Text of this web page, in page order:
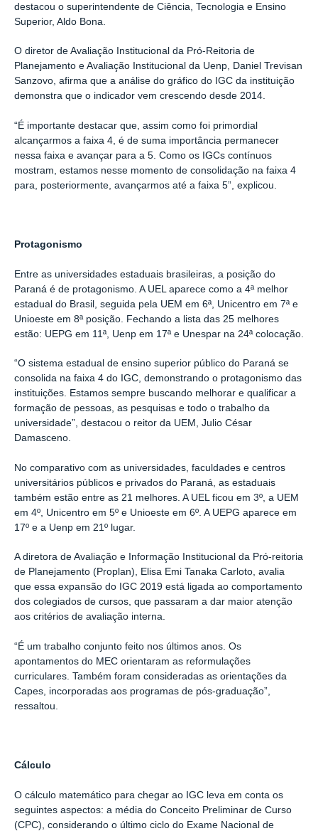
destacou o superintendente de Ciência, Tecnologia e Ensino
Superior, Aldo Bona.
O diretor de Avaliação Institucional da Pró-Reitoria de
Planejamento e Avaliação Institucional da Uenp, Daniel Trevisan
Sanzovo, afirma que a análise do gráfico do IGC da instituição
demonstra que o indicador vem crescendo desde 2014.
“É importante destacar que, assim como foi primordial
alcançarmos a faixa 4, é de suma importância permanecer
nessa faixa e avançar para a 5. Como os IGCs contínuos
mostram, estamos nesse momento de consolidação na faixa 4
para, posteriormente, avançarmos até a faixa 5”, explicou.
Protagonismo
Entre as universidades estaduais brasileiras, a posição do
Paraná é de protagonismo. A UEL aparece como a 4ª melhor
estadual do Brasil, seguida pela UEM em 6ª, Unicentro em 7ª e
Unioeste em 8ª posição. Fechando a lista das 25 melhores
estão: UEPG em 11ª, Uenp em 17ª e Unespar na 24ª colocação.
“O sistema estadual de ensino superior público do Paraná se
consolida na faixa 4 do IGC, demonstrando o protagonismo das
instituições. Estamos sempre buscando melhorar e qualificar a
formação de pessoas, as pesquisas e todo o trabalho da
universidade”, destacou o reitor da UEM, Julio César
Damasceno.
No comparativo com as universidades, faculdades e centros
universitários públicos e privados do Paraná, as estaduais
também estão entre as 21 melhores. A UEL ficou em 3º, a UEM
em 4º, Unicentro em 5º e Unioeste em 6º. A UEPG aparece em
17º e a Uenp em 21º lugar.
A diretora de Avaliação e Informação Institucional da Pró-reitoria
de Planejamento (Proplan), Elisa Emi Tanaka Carloto, avalia
que essa expansão do IGC 2019 está ligada ao comportamento
dos colegiados de cursos, que passaram a dar maior atenção
aos critérios de avaliação interna.
“É um trabalho conjunto feito nos últimos anos. Os
apontamentos do MEC orientaram as reformulações
curriculares. Também foram consideradas as orientações da
Capes, incorporadas aos programas de pós-graduação”,
ressaltou.
Cálculo
O cálculo matemático para chegar ao IGC leva em conta os
seguintes aspectos: a média do Conceito Preliminar de Curso
(CPC), considerando o último ciclo do Exame Nacional de